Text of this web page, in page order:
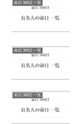
命日 366日 一覧
命日 366日 一覧
命日 366日 一覧